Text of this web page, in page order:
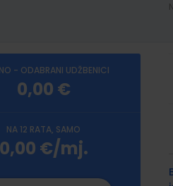
- ODABRANI UDŽBENICI
0,00 €
NA 12 RATA, SAMO
0,00 €/mj.